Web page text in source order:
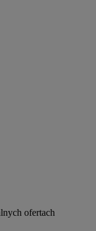
ofertach